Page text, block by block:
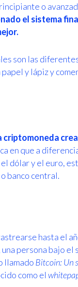
o
el sistema
son las
y lápiz y
criptomoneda
en que a
dólar y el euro,
banco central.
hasta el
persona bajo el
llamado Bitcoin: Un
como el